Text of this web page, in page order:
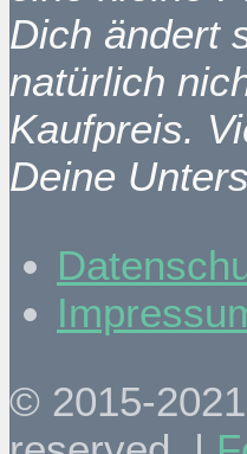
Dich ändert
natürlich
Kaufpreis.
Deine
© 2015-